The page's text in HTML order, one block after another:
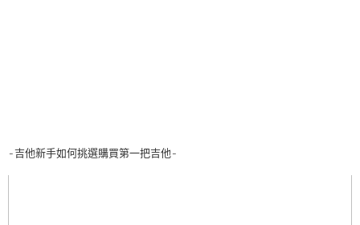
-吉他新手如何挑選購買第一把吉他-